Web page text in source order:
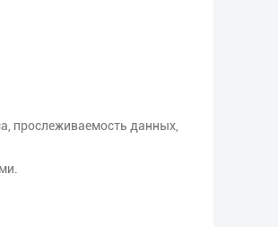
прослеживаемость данных,